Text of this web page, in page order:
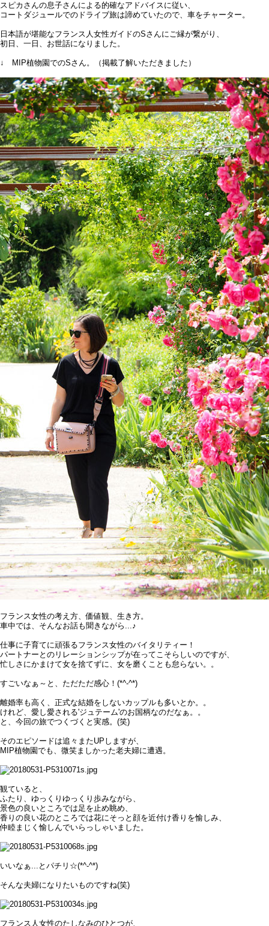
スピカさんの息子さんによる的確なアドバイスに従い、
コートダジュールでのドライブ旅は諦めていたので、車をチャーター。
日本語が堪能なフランス人女性ガイドのSさんにご縁が繋がり、
初日、一日、お世話になりました。
↓ MIP植物園でのSさん。（掲載了解いただきました）
フランス女性の考え方、価値観、生き方。
車中では、そんなお話も聞きながら...♪
仕事に子育てに頑張るフランス女性のバイタリティー！
パートナーとのリレーションシップが在ってこそらしいのですが、
忙しさにかまけて女を捨てずに、女を磨くことも怠らない。。
すごいなぁ～と、ただただ感心！(*^-^*)
離婚率も高く、正式な結婚をしないカップルも多いとか。。
けれど、愛し愛される'ジュテーム'のお国柄なのだなぁ。。
と、今回の旅でつくづくと実感。(笑)
そのエピソードは追々またUPしますが、
MIP植物園でも、微笑ましかった老夫婦に遭遇。
観ていると、
ふたり、ゆっくりゆっくり歩みながら、
景色の良いところでは足を止め眺め、
香りの良い花のところでは花にそっと顔を近付け香りを愉しみ、
仲睦まじく愉しんでいらっしゃいました。
いいなぁ...とパチリ☆(*^-^*)
そんな夫婦になりたいものですね(笑)
フランス人女性のたしなみのひとつが、